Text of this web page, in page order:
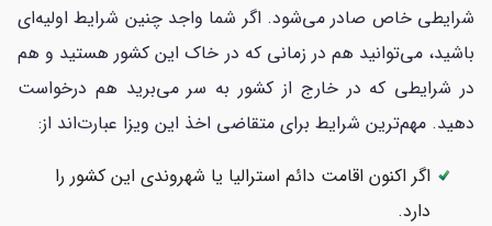
شرایطی خاص صادر می‌شود. اگر شما واجد چنین شرایط اولیه‌ای
باشید، می‌توانید هم در زمانی که در خاک این کشور هستید و هم
در شرایطی که در خارج از کشور به سر می‌برید هم درخواست
دهید. مهم‌ترین شرایط برای متقاضی اخذ این ویزا عبارت‌اند از:
اگر اکنون اقامت دائم استرالیا یا شهروندی این کشور را
دارد.